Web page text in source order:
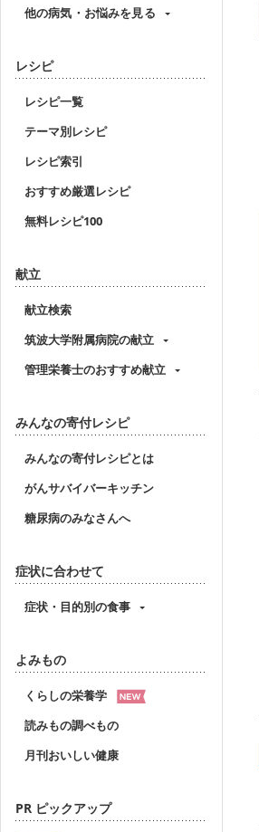
他の病気・お悩みを見る
レシピ
レシピ一覧
テーマ別レシピ
レシピ索引
おすすめ厳選レシピ
無料レシピ100
献立
献立検索
筑波大学附属病院の献立
管理栄養士のおすすめ献立
みんなの寄付レシピ
みんなの寄付レシピとは
がんサバイバーキッチン
糖尿病のみなさんへ
症状に合わせて
症状・目的別の食事
よみもの
くらしの栄養学
読みもの調べもの
月刊おいしい健康
PR ピックアップ